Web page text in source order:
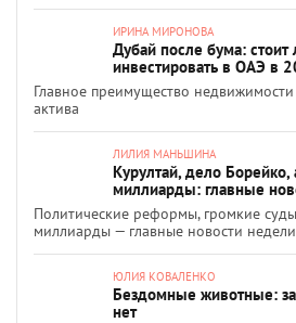
ИРИНА МИРОНОВА
Дубай после бума: стоит
инвестировать в ОАЭ в
Главное преимущество
актива
ЛИЛИЯ МАНЬШИНА
Курултай, дело
миллиарды: главные
Политические реформы, громкие
миллиарды — главные новости недели
ЮЛИЯ КОВАЛЕНКО
Бездомные животные:
нет